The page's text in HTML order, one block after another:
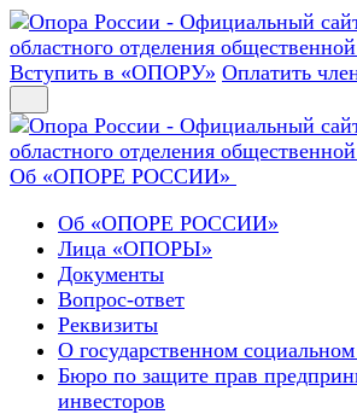
Вступить в «ОПОРУ» Оплатить
Об «ОПОРЕ РОССИИ»
Об «ОПОРЕ РОССИИ»
Лица «ОПОРЫ»
Документы
Вопрос-ответ
Реквизиты
О государственном социальном
Бюро по защите прав
инвесторов